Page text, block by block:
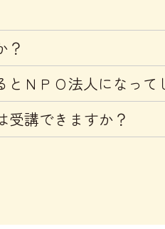
？
ＮＰＯ法人になって
受講できますか？